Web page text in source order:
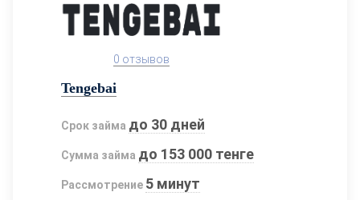
0 отзывов
Tengebai
Срок займа до 30 дней
Сумма займа до 153 000 тенге
Рассмотрение 5 минут